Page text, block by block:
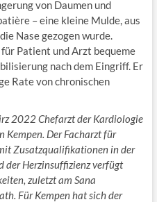
von Daumen und
– eine kleine Mulde, aus
Nase gezogen wurde.
Patient und Arzt bequeme
nach dem Eingriff. Er
Rate von chronischen
2022 Chefarzt der Kardiologie
Kempen. Der Facharzt für
Zusatzqualifikationen in der
der Herzinsuffizienz verfügt
zuletzt am Sana
Für Kempen hat sich der